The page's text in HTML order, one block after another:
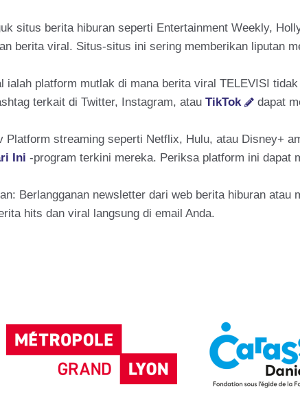
situs berita hiburan seperti Entertainment Weekly,
berita viral. Situs-situs ini sering memberikan liputan
ialah platform mutlak di mana berita viral TELEVISI
terkait di Twitter, Instagram, atau TikTok dapat
Platform streaming seperti Netflix, Hulu, atau Disney+
Ini -program terkini mereka. Periksa platform ini dapat
Berlangganan newsletter dari web berita hiburan
hits dan viral langsung di email Anda.